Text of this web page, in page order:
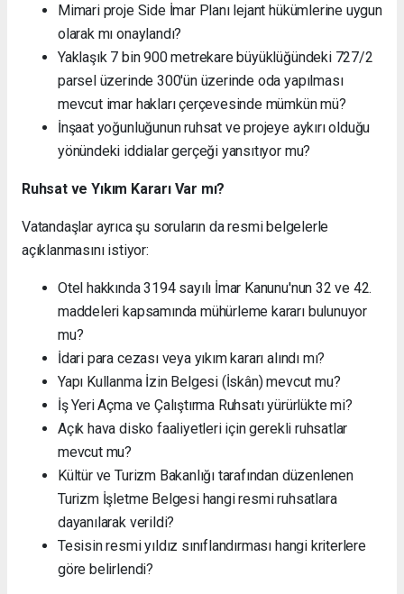
Mimari proje Side İmar Planı lejant hükümlerine uygun
olarak mı onaylandı?
Yaklaşık 7 bin 900 metrekare büyüklüğündeki 727/2
parsel üzerinde 300'ün üzerinde oda yapılması
mevcut imar hakları çerçevesinde mümkün mü?
İnşaat yoğunluğunun ruhsat ve projeye aykırı olduğu
yönündeki iddialar gerçeği yansıtıyor mu?
Ruhsat ve Yıkım Kararı Var mı?
Vatandaşlar ayrıca şu soruların da resmi belgelerle
açıklanmasını istiyor:
Otel hakkında 3194 sayılı İmar Kanunu'nun 32 ve 42.
maddeleri kapsamında mühürleme kararı bulunuyor
mu?
İdari para cezası veya yıkım kararı alındı mı?
Yapı Kullanma İzin Belgesi (İskân) mevcut mu?
İş Yeri Açma ve Çalıştırma Ruhsatı yürürlükte mi?
Açık hava disko faaliyetleri için gerekli ruhsatlar
mevcut mu?
Kültür ve Turizm Bakanlığı tarafından düzenlenen
Turizm İşletme Belgesi hangi resmi ruhsatlara
dayanılarak verildi?
Tesisin resmi yıldız sınıflandırması hangi kriterlere
göre belirlendi?